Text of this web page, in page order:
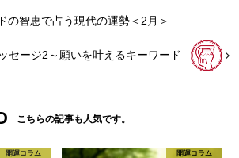
の智恵で占う現代の運勢＜2月＞
セージ2～願いを叶えるキーワード
こちらの記事も人気です。
開運コラム 開運コラム